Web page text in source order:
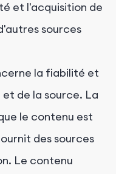
et l'acquisition de
sources
la fiabilité et
de la source. La
le contenu est
des sources
Le contenu